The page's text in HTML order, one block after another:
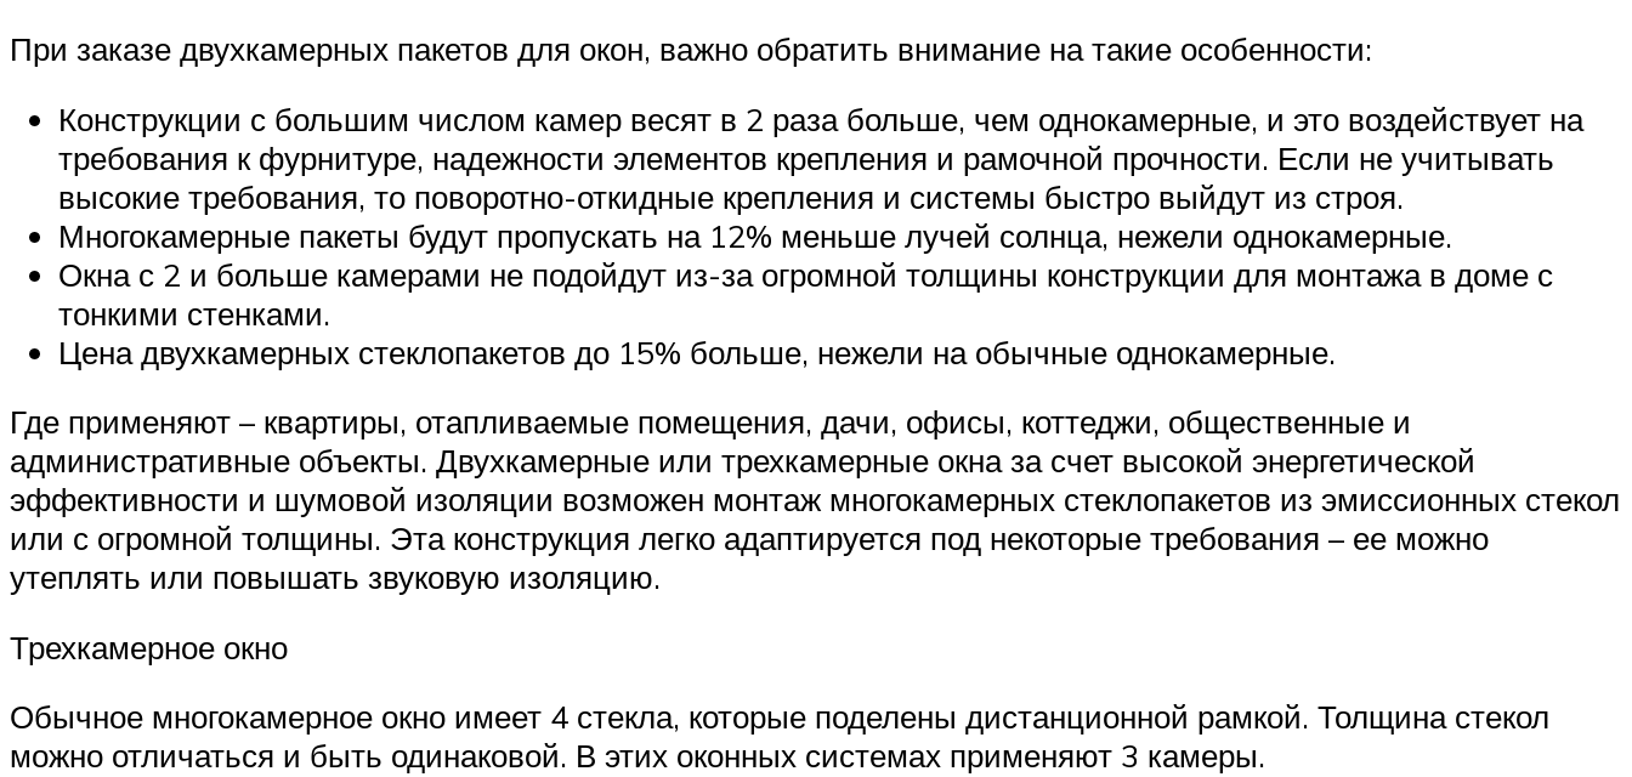
При заказе двухкамерных пакетов для окон, важно обратить внимание на такие особенности:
Конструкции с большим числом камер весят в 2 раза больше, чем однокамерные, и это воздействует на
требования к фурнитуре, надежности элементов крепления и рамочной прочности. Если не учитывать
высокие требования, то поворотно-откидные крепления и системы быстро выйдут из строя.
Многокамерные пакеты будут пропускать на 12% меньше лучей солнца, нежели однокамерные.
Окна с 2 и больше камерами не подойдут из-за огромной толщины конструкции для монтажа в доме с
тонкими стенками.
Цена двухкамерных стеклопакетов до 15% больше, нежели на обычные однокамерные.
Где применяют – квартиры, отапливаемые помещения, дачи, офисы, коттеджи, общественные и
административные объекты. Двухкамерные или трехкамерные окна за счет высокой энергетической
эффективности и шумовой изоляции возможен монтаж многокамерных стеклопакетов из эмиссионных стекол
или с огромной толщины. Эта конструкция легко адаптируется под некоторые требования – ее можно
утеплять или повышать звуковую изоляцию.
Трехкамерное окно
Обычное многокамерное окно имеет 4 стекла, которые поделены дистанционной рамкой. Толщина стекол
можно отличаться и быть одинаковой. В этих оконных системах применяют 3 камеры.